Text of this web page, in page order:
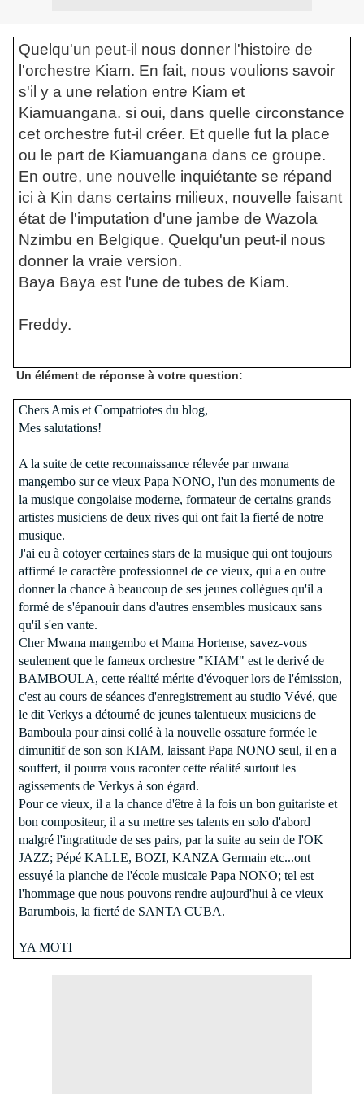
Quelqu'un peut-il nous donner l'histoire de
l'orchestre Kiam. En fait, nous voulions savoir
s'il y a une relation entre Kiam et
Kiamuangana. si oui, dans quelle circonstance
cet orchestre fut-il créer. Et quelle fut la place
ou le part de Kiamuangana dans ce groupe.
En outre, une nouvelle inquiétante se répand
ici à Kin dans certains milieux, nouvelle faisant
état de l'imputation d'une jambe de Wazola
Nzimbu en Belgique. Quelqu'un peut-il nous
donner la vraie version.
Baya Baya est l'une de tubes de Kiam.
Freddy.
Un élément de réponse à votre question:
Chers Amis et Compatriotes du blog,
Mes salutations!
A la suite de cette reconnaissance rélevée par mwana
mangembo sur ce vieux Papa NONO, l'un des monuments de
la musique congolaise moderne, formateur de certains grands
artistes musiciens de deux rives qui ont fait la fierté de notre
musique.
J'ai eu à cotoyer certaines stars de la musique qui ont toujours
affirmé le caractère professionnel de ce vieux, qui a en outre
donner la chance à beaucoup de ses jeunes collègues qu'il a
formé de s'épanouir dans d'autres ensembles musicaux sans
qu'il s'en vante.
Cher Mwana mangembo et Mama Hortense, savez-vous
seulement que le fameux orchestre "KIAM" est le derivé de
BAMBOULA, cette réalité mérite d'évoquer lors de l'émission,
c'est au cours de séances d'enregistrement au studio Vévé, que
le dit Verkys a détourné de jeunes talentueux musiciens de
Bamboula pour ainsi collé à la nouvelle ossature formée le
dimunitif de son son KIAM, laissant Papa NONO seul, il en a
souffert, il pourra vous raconter cette réalité surtout les
agissements de Verkys à son égard.
Pour ce vieux, il a la chance d'être à la fois un bon guitariste et
bon compositeur, il a su mettre ses talents en solo d'abord
malgré l'ingratitude de ses pairs, par la suite au sein de l'OK
JAZZ; Pépé KALLE, BOZI, KANZA Germain etc...ont
essuyé la planche de l'école musicale Papa NONO; tel est
l'hommage que nous pouvons rendre aujourd'hui à ce vieux
Barumbois, la fierté de SANTA CUBA.
YA MOTI